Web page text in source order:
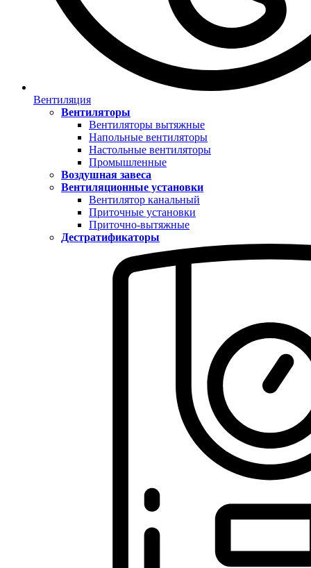
Вентиляция
Вентиляторы
Вентиляторы вытяжные
Напольные вентиляторы
Настольные вентиляторы
Промышленные
Воздушная завеса
Вентиляционные установки
Вентилятор канальный
Приточные установки
Приточно-вытяжные
Дестратификаторы